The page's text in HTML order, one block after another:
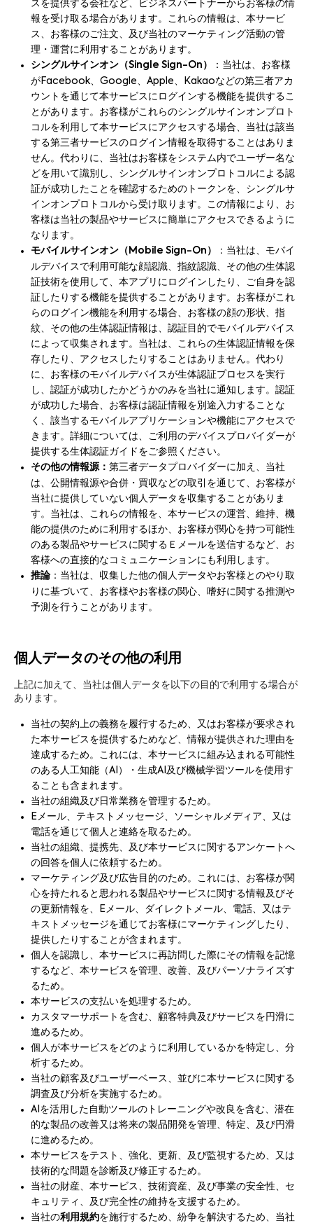
スを提供する会社など、ビジネスパートナーからお客様の情
報を受け取る場合があります。これらの情報は、本サービ
ス、お客様のご注文、及び当社のマーケティング活動の管
理・運営に利用することがあります。
シングルサインオン（Single Sign-On）
：当社は、お客様
がFacebook、Google、Apple、Kakaoなどの第三者アカ
ウントを通じて本サービスにログインする機能を提供するこ
とがあります。お客様がこれらのシングルサインオンプロト
コルを利用して本サービスにアクセスする場合、当社は該当
する第三者サービスのログイン情報を取得することはありま
せん。代わりに、当社はお客様をシステム内でユーザー名な
どを用いて識別し、シングルサインオンプロトコルによる認
証が成功したことを確認するためのトークンを、シングルサ
インオンプロトコルから受け取ります。この情報により、お
客様は当社の製品やサービスに簡単にアクセスできるように
なります。
モバイルサインオン（Mobile Sign-On）
：当社は、モバイ
ルデバイスで利用可能な顔認識、指紋認識、その他の生体認
証技術を使用して、本アプリにログインしたり、ご自身を認
証したりする機能を提供することがあります。お客様がこれ
らのログイン機能を利用する場合、お客様の顔の形状、指
紋、その他の生体認証情報は、認証目的でモバイルデバイス
によって収集されます。当社は、これらの生体認証情報を保
存したり、アクセスしたりすることはありません。代わり
に、お客様のモバイルデバイスが生体認証プロセスを実行
し、認証が成功したかどうかのみを当社に通知します。認証
が成功した場合、お客様は認証情報を別途入力することな
く、該当するモバイルアプリケーションや機能にアクセスで
きます。詳細については、ご利用のデバイスプロバイダーが
提供する生体認証ガイドをご参照ください。
その他の情報源： 第三者データプロバイダーに加え、当社
は、公開情報源や合併・買収などの取引を通じて、お客様が
当社に提供していない個人データを収集することがありま
す。当社は、これらの情報を、本サービスの運営、維持、機
能の提供のために利用するほか、お客様が関心を持つ可能性
のある製品やサービスに関するＥメールを送信するなど、お
客様への直接的なコミュニケーションにも利用します。
推論 ：当社は、収集した他の個人データやお客様とのやり取
りに基づいて、お客様やお客様の関心、嗜好に関する推測や
予測を行うことがあります。
個人データのその他の利用
上記に加えて、当社は個人データを以下の目的で利用する場合が
あります。
当社の契約上の義務を履行するため、又はお客様が要求され
た本サービスを提供するためなど、情報が提供された理由を
達成するため。これには、本サービスに組み込まれる可能性
のある人工知能（AI）・生成AI及び機械学習ツールを使用す
ることも含まれます。
当社の組織及び日常業務を管理するため。
Eメール、テキストメッセージ、ソーシャルメディア、又は
電話を通じて個人と連絡を取るため。
当社の組織、提携先、及び本サービスに関するアンケートへ
の回答を個人に依頼するため。
マーケティング及び広告目的のため。これには、お客様が関
心を持たれると思われる製品やサービスに関する情報及びそ
の更新情報を、Eメール、ダイレクトメール、電話、又はテ
キストメッセージを通じてお客様にマーケティングしたり、
提供したりすることが含まれます。
個人を認識し、本サービスに再訪問した際にその情報を記憶
するなど、本サービスを管理、改善、及びパーソナライズす
るため。
本サービスの支払いを処理するため。
カスタマーサポートを含む、顧客特典及びサービスを円滑に
進めるため。
個人が本サービスをどのように利用しているかを特定し、分
析するため。
当社の顧客及びユーザーベース、並びに本サービスに関する
調査及び分析を実施するため。
AIを活用した自動ツールのトレーニングや改良を含む、潜在
的な製品の改善又は将来の製品開発を管理、特定、及び円滑
に進めるため。
本サービスをテスト、強化、更新、及び監視するため、又は
技術的な問題を診断及び修正するため。
当社の財産、本サービス、技術資産、及び事業の安全性、セ
キュリティ、及び完全性の維持を支援するため。
当社の利用規約を施行するため、紛争を解決するため、当社